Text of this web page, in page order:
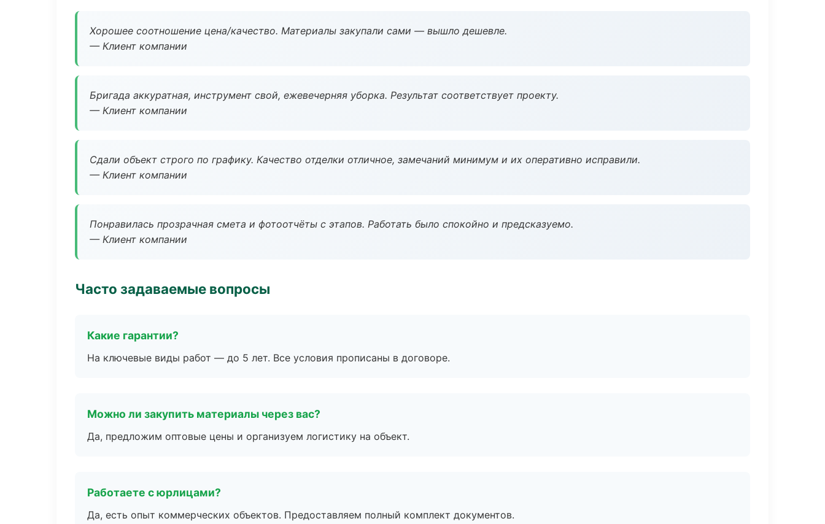
Хорошее соотношение цена/качество. Материалы закупали сами — вышло дешевле.
— Клиент компании
Бригада аккуратная, инструмент свой, ежевечерняя уборка. Результат соответствует проекту.
— Клиент компании
Сдали объект строго по графику. Качество отделки отличное, замечаний минимум и их оперативно исправили.
— Клиент компании
Понравилась прозрачная смета и фотоотчёты с этапов. Работать было спокойно и предсказуемо.
— Клиент компании
Часто задаваемые вопросы
Какие гарантии?
На ключевые виды работ — до 5 лет. Все условия прописаны в договоре.
Можно ли закупить материалы через вас?
Да, предложим оптовые цены и организуем логистику на объект.
Работаете с юрлицами?
Да, есть опыт коммерческих объектов. Предоставляем полный комплект документов.